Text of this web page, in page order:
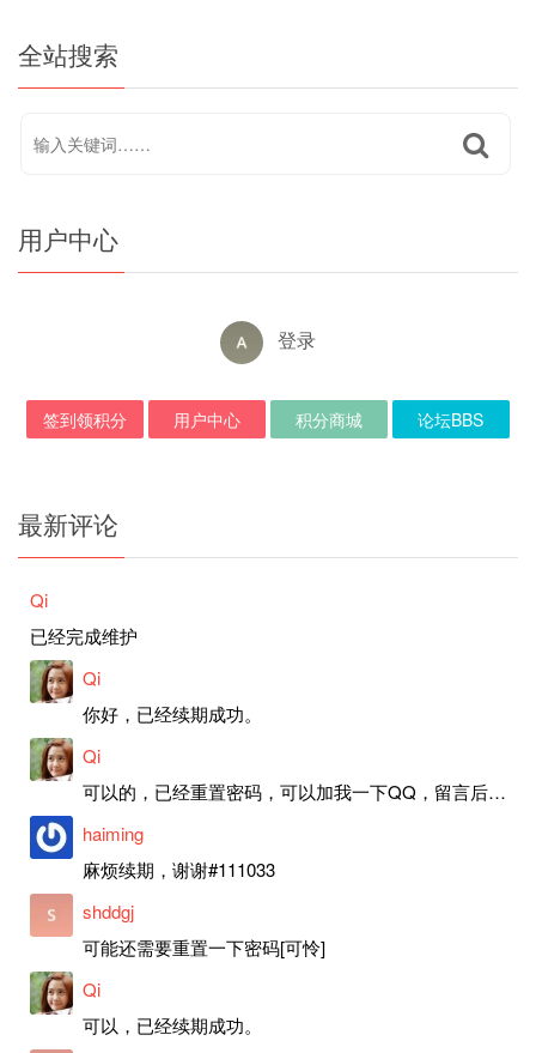
全站搜索
用户中心
登录
签到领积分 用户中心 积分商城 论坛BBS
最新评论
Qi
已经完成维护
Qi
你好，已经续期成功。
Qi
可以的，已经重置密码，可以加我一下QQ，留言后我就发密码给你。
haiming
麻烦续期，谢谢#111033
shddgj
可能还需要重置一下密码[可怜]
Qi
可以，已经续期成功。